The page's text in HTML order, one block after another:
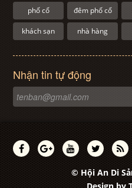
phố cổ đêm phố cổ
khách sạn nhà hàng
Nhận tin tự động
© Hội An Di